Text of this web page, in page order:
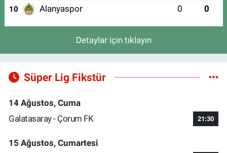
10 Alanyaspor 0 0
Detaylar için tıklayın
Süper Lig Fikstür
14 Ağustos, Cuma
Galatasaray - Çorum FK
21:30
15 Ağustos, Cumartesi